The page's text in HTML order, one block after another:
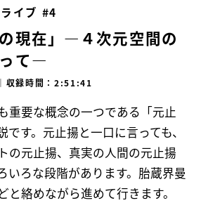
イブ #4
の現在」―４次元空間の
て―
｜ 収録時間：2:51:41
重要な概念の一つである「元止
す。元止揚と一口に言っても、
の元止揚、真実の人間の元止揚
いろな段階があります。胎蔵界曼
と絡めながら進めて行きます。